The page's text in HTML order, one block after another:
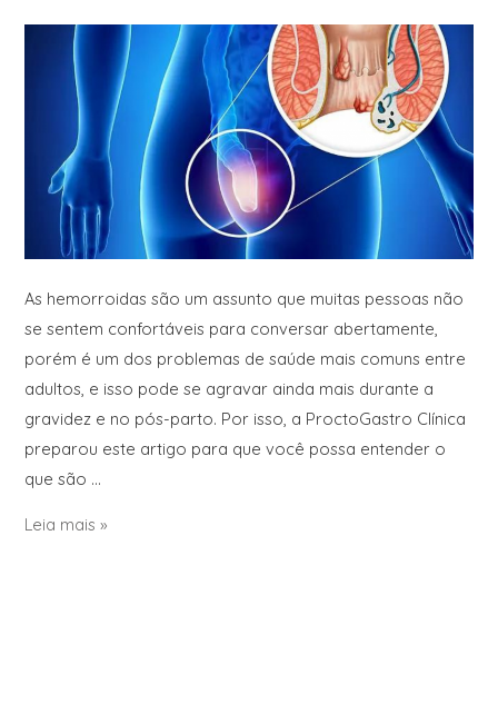
As hemorroidas são um assunto que muitas pessoas não
se sentem confortáveis para conversar abertamente,
porém é um dos problemas de saúde mais comuns entre
adultos, e isso pode se agravar ainda mais durante a
gravidez e no pós-parto. Por isso, a ProctoGastro Clínica
preparou este artigo para que você possa entender o
que são …
Leia mais »